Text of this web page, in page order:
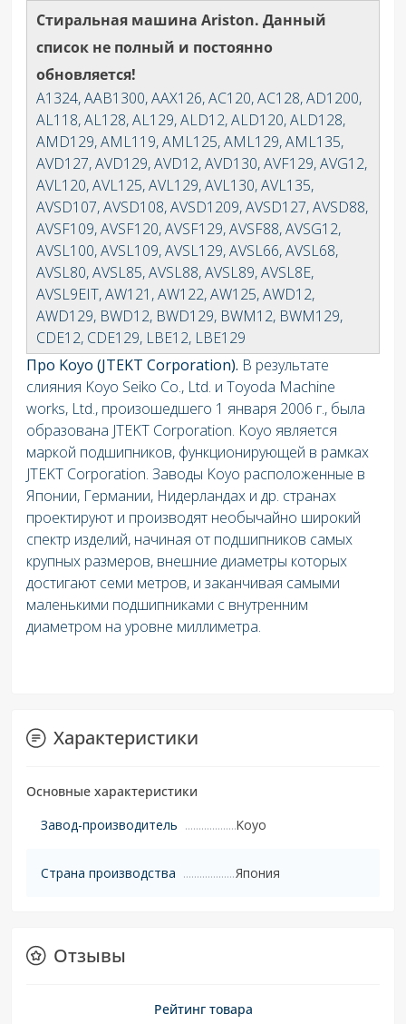
Стиральная машина Ariston. Данный
список не полный и постоянно
обновляется!
A1324, AAB1300, AAX126, AC120, AC128, AD1200,
AL118, AL128, AL129, ALD12, ALD120, ALD128,
AMD129, AML119, AML125, AML129, AML135,
AVD127, AVD129, AVD12, AVD130, AVF129, AVG12,
AVL120, AVL125, AVL129, AVL130, AVL135,
AVSD107, AVSD108, AVSD1209, AVSD127, AVSD88,
AVSF109, AVSF120, AVSF129, AVSF88, AVSG12,
AVSL100, AVSL109, AVSL129, AVSL66, AVSL68,
AVSL80, AVSL85, AVSL88, AVSL89, AVSL8E,
AVSL9EIT, AW121, AW122, AW125, AWD12,
AWD129, BWD12, BWD129, BWM12, BWM129,
CDE12, CDE129, LBE12, LBE129
Про Koyo (JTEKT Corporation). В результате
слияния Koyo Seiko Co., Ltd. и Toyoda Machine
works, Ltd., произошедшего 1 января 2006 г., была
образована JTEKT Corporation. Koyo является
маркой подшипников, функционирующей в рамках
JTEKT Corporation. Заводы Koyo расположенные в
Японии, Германии, Нидерландах и др. странах
проектируют и производят необычайно широкий
спектр изделий, начиная от подшипников самых
крупных размеров, внешние диаметры которых
достигают семи метров, и заканчивая самыми
маленькими подшипниками с внутренним
диаметром на уровне миллиметра.
Характеристики
Основные характеристики
Завод-производитель
Koyo
Страна производства Япония
Отзывы
Рейтинг товара